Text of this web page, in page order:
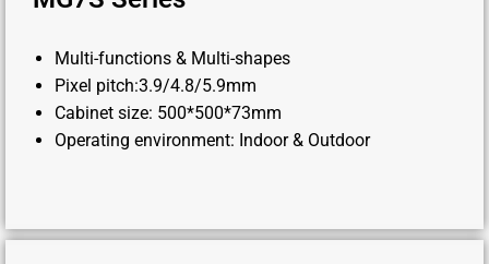
Multi-functions & Multi-shapes
Pixel pitch:3.9/4.8/5.9mm
Cabinet size: 500*500*73mm
Operating environment: Indoor & Outdoor